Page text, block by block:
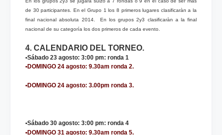
de 30 participantes. En el Grupo 1 los 8 primeros lugares clasificaràn a la
final nacional absoluta 2014. En los grupos 2y3 clasificaràn a la final
nacional de su categoría los dos primeros de cada evento.
4. CALENDARIO DEL TORNEO.
•Sábado 23 agosto: 3:00 pm: ronda 1
•DOMINGO 24 agosto: 9.30am ronda 2.
•DOMINGO 24 agosto: 3.00pm ronda 3.
•Sábado 30 agosto: 3:00 pm: ronda 4
•DOMINGO 31 agosto: 9.30am ronda 5.